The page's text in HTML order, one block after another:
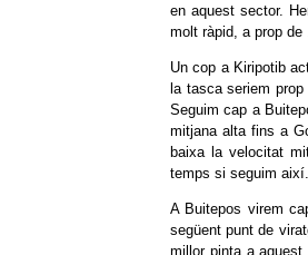
en aquest sector.
molt ràpid, a prop
Un cop a Kiripotib
la tasca seriem
Seguim cap a
mitjana alta fins a
baixa la velocitat
temps si seguim així.
A Buitepos virem
següent punt de
millor pinta a